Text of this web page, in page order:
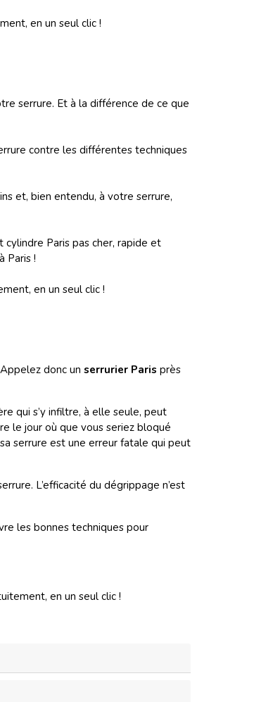
en un seul clic !
serrure. Et à la différence de ce que
contre les différentes techniques
et, bien entendu, à votre serrure,
Paris pas cher, rapide et
Paris !
en un seul clic !
donc un serrurier Paris près
qui s’y infiltre, à elle seule, peut
le jour où que vous seriez bloqué
serrure est une erreur fatale qui peut
L’efficacité du dégrippage n’est
les bonnes techniques pour
en un seul clic !